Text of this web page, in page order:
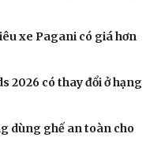
xe Pagani có giá hơn
2026 có thay đổi ở hạng
dùng ghế an toàn cho